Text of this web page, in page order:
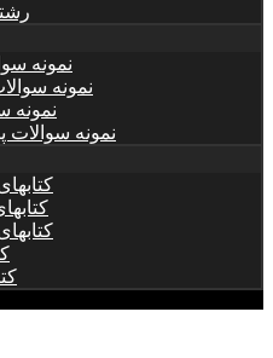
نمونه
نمونه
نمونه
نمونه